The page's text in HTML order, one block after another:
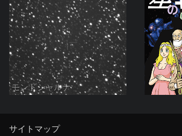
モンドシャルナ
サイトマップ